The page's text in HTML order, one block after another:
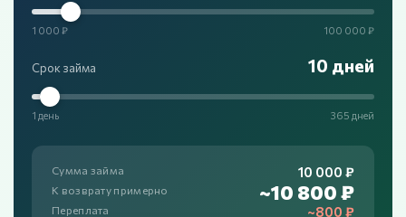
1 000 ₽ 100 000 ₽
Срок займа 10 дней
1 день 365 дней
Сумма займа 10 000 ₽
К возврату примерно ~10 800 ₽
Переплата ~800 ₽